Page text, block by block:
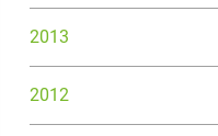
2013
2012